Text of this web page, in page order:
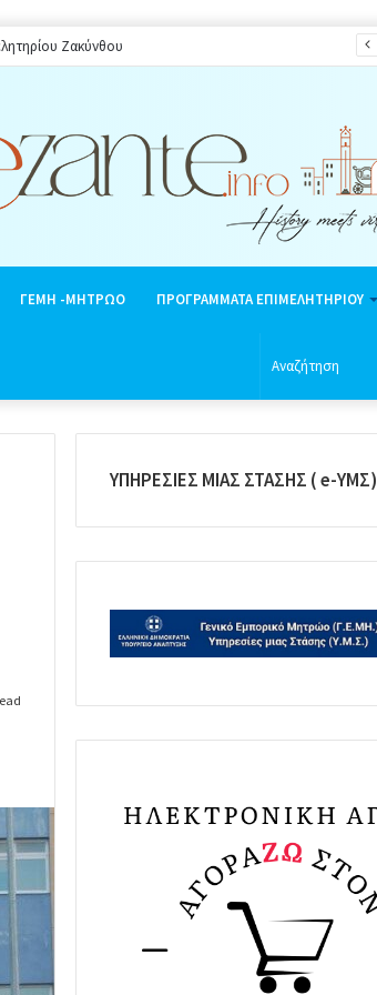
την θερινή περίοδο 2026
ΓΕΜΗ -ΜΗΤΡΩΟ ΠΡΟΓΡΑΜΜΑΤΑ ΕΠΙΜΕΛΗΤΗΡΙΟΥ
ΥΠΗΡΕΣΙΕΣ ΜΙΑΣ ΣΤΑΣΗΣ ( e-ΥΜΣ)